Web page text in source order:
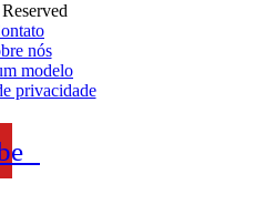
nós
modelo
privacidade